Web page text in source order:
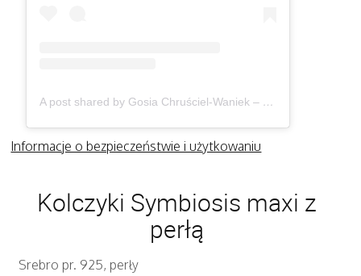
A post shared by Gosia Chruściel-Waniek – Biżuteria (@gosiawaniek)
Informacje o bezpieczeństwie i użytkowaniu
Kolczyki Symbiosis maxi z
perłą
Srebro pr. 925, perły